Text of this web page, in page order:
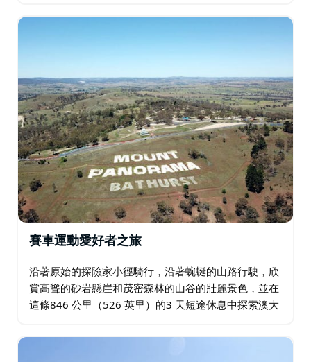
賽車運動愛好者之旅
沿著原始的探險家小徑騎行，沿著蜿蜒的山路行駛，欣
賞高聳的砂岩懸崖和茂密森林的山谷的壯麗景色，並在
這條846 公里（526 英里）的3 天短途休息中探索澳大